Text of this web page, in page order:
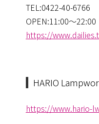
TEL:0422-40-6766
OPEN:11:00～22:00
https://
HARIO
https://www.hario-